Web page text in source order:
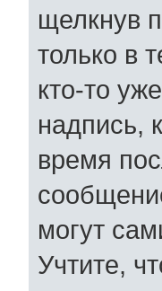
щелкнув
только в
кто-то
надпись,
время
могут
Учтите,